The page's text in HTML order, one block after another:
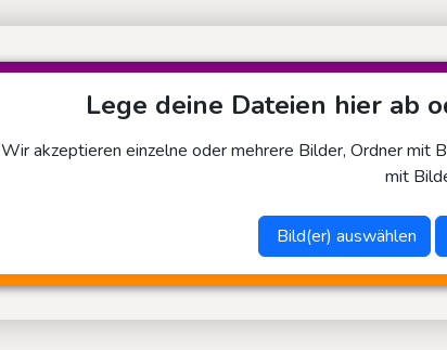
Lege deine Dateien hier ab
Wir akzeptieren einzelne oder mehrere Bilder, Ordner mit
mit
Bild(er) auswählen